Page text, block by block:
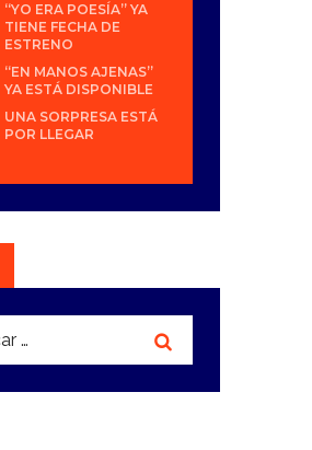
“YO ERA POESÍA” YA
TIENE FECHA DE
ESTRENO
“EN MANOS AJENAS”
YA ESTÁ DISPONIBLE
UNA SORPRESA ESTÁ
POR LLEGAR